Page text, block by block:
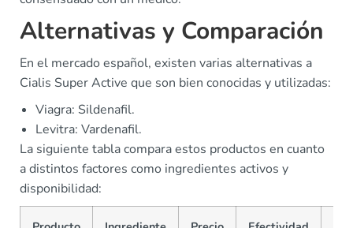
Alternativas y Comparación
En el mercado español, existen varias alternativas a
Cialis Super Active que son bien conocidas y utilizadas:
Viagra: Sildenafil.
Levitra: Vardenafil.
La siguiente tabla compara estos productos en cuanto
a distintos factores como ingredientes activos y
disponibilidad: